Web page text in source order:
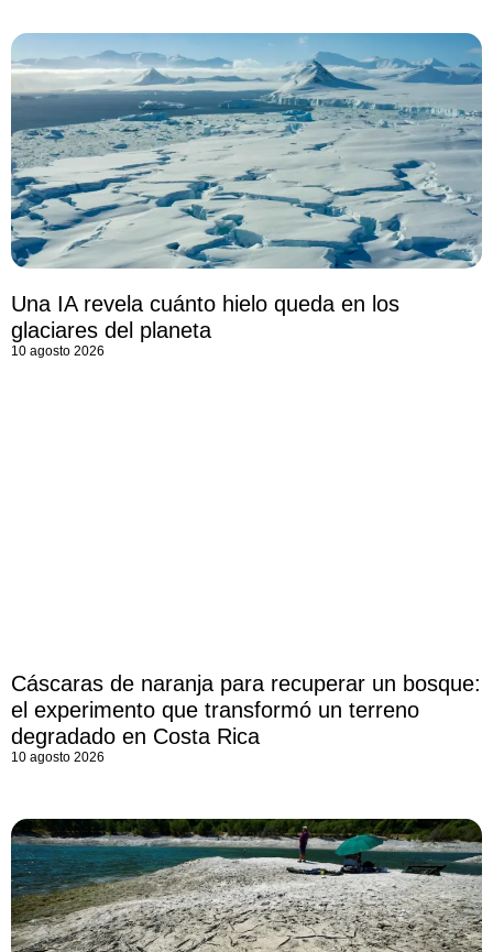
Una IA revela cuánto hielo queda en los
glaciares del planeta
10 agosto 2026
Cáscaras de naranja para recuperar un bosque:
el experimento que transformó un terreno
degradado en Costa Rica
10 agosto 2026